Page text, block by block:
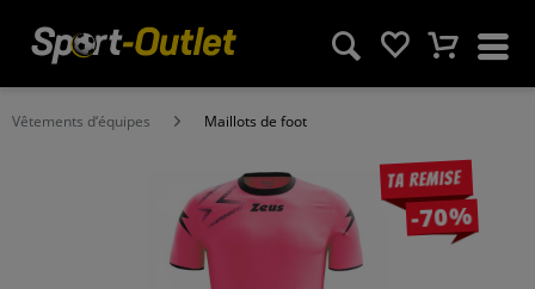
Vêtements d‘équipes Maillots de foot
Ta remise
-70%